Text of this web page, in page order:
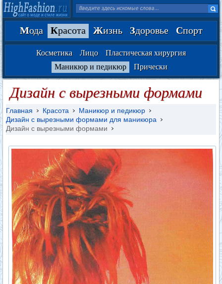
Мода Красота Жизнь Здоровье Спорт
Косметика Лицо
Пластическая хирургия
Маникюр и педикюр
Прически
Дизайн с вырезными формами
Главная Красота
Маникюр и педикюр
Дизайн с вырезными формами для маникюра
Дизайн с вырезными формами